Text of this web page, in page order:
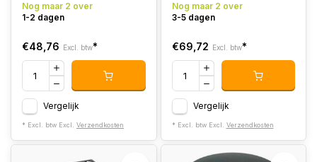
Nog maar 2 over
1-2 dagen
€48,76 Excl. btw*
Vergelijk
* Excl. btw Excl. Verzendkosten
Nog maar 2 over
3-5 dagen
€69,72 Excl. btw*
Vergelijk
* Excl. btw Excl. Verzendkosten